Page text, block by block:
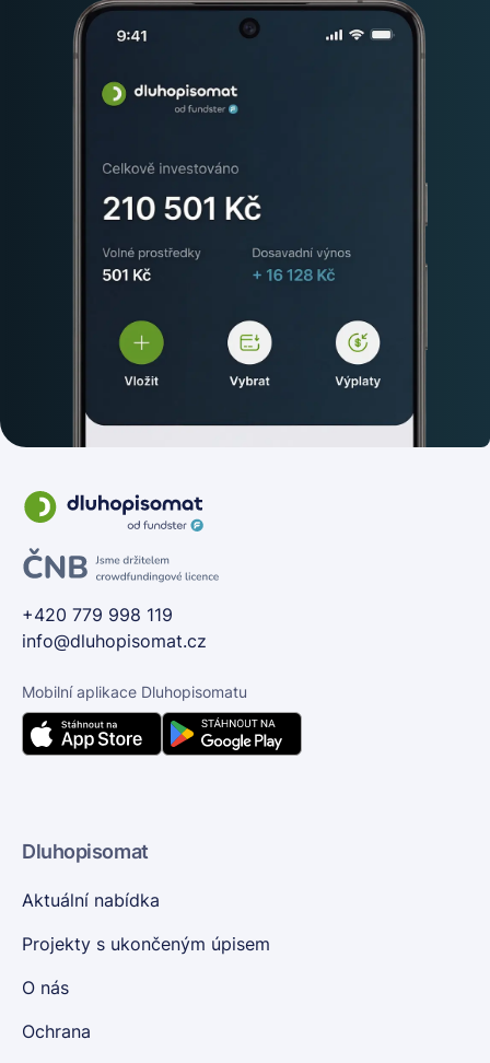
+420 779 998 119
info@dluhopisomat.cz
Mobilní aplikace Dluhopisomatu
Dluhopisomat
Aktuální nabídka
Projekty s ukončeným úpisem
O nás
Ochrana